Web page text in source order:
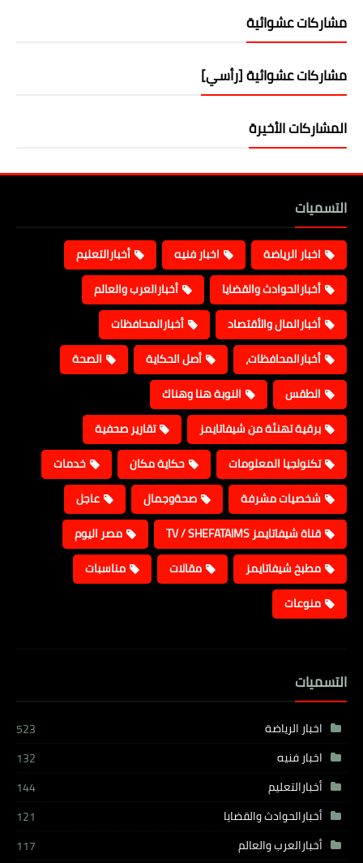
مشاركات عشوائية
مشاركات عشوائية [رأسي]
المشاركات الأخيرة
التسميات
اخبار الرياضة اخبار فنيه
أخبارالتعليم
أخبارالحوادث والقضايا
أخبارالعرب والعالم
أخبارالمال والأقتصاد
أخبارالمحافظات
أخبارالمحافظات،
أصل الحكاية
الصحة
الطقس
النوبة هنا وهناك
برقية تهنئة من شيفاتايمز
تقارير صحفية
تكنولجيا المعلومات
حكاية مكان
خدمات
شخصيات مشرفة
صحةوجمال
عاجل
قناة شيفاتايمز TV / SHEFATAIMS
مصر اليوم
مطبخ شيفاتايمز
مقالات
مناسبات
منوعات
التسميات
اخبار الرياضة
523
اخبار فنيه
132
أخبارالتعليم
144
أخبارالحوادث والقضايا
121
أخبارالعرب والعالم
117